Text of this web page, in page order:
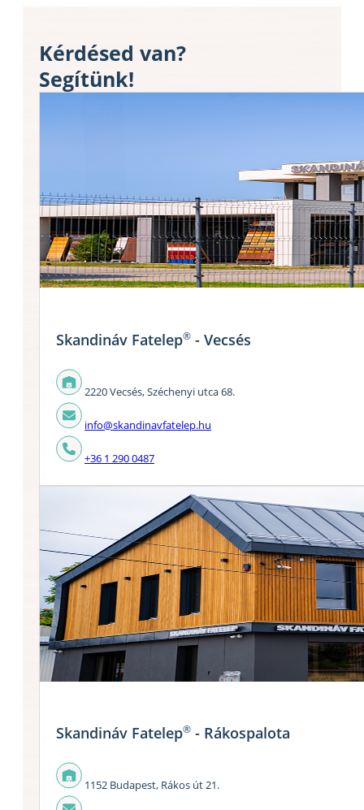
Kérdésed van?
Segítünk!
Skandináv Fatelep® - Vecsés
2220 Vecsés, Széchenyi utca 68.
info@skandinavfatelep.hu
+36 1 290 0487
Skandináv Fatelep® - Rákospalota
1152 Budapest, Rákos út 21.